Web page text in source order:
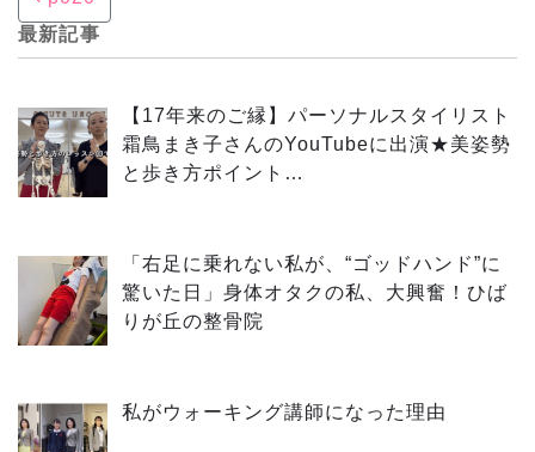
最新記事
【17年来のご縁】パーソナルスタイリスト
霜鳥まき子さんのYouTubeに出演★美姿勢
と歩き方ポイント…
「右足に乗れない私が、“ゴッドハンド”に
驚いた日」身体オタクの私、大興奮！ひば
りが丘の整骨院
私がウォーキング講師になった理由